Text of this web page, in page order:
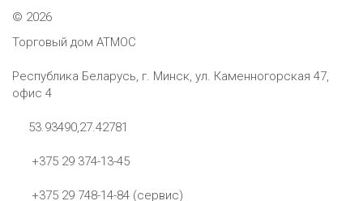
© 2026
Торговый дом АТМОС
Республика Беларусь, г. Минск, ул. Каменногорская 47,
офис 4
53.93490,27.42781
+375 29 374-13-45
+375 29 748-14-84 (сервис)